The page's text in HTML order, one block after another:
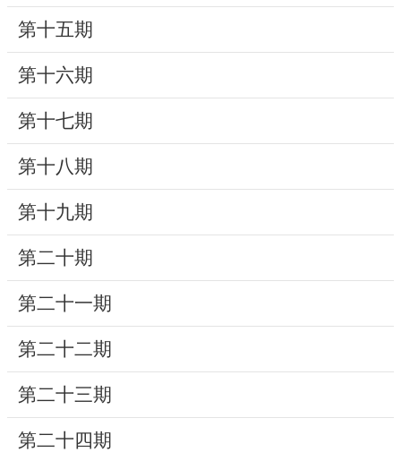
研
究
典
藏
性
別
平
等
政
府
資
訊
公
開
第十五期
第十六期
第十七期
第十八期
第十九期
第二十期
第二十一期
第二十二期
第二十三期
第二十四期